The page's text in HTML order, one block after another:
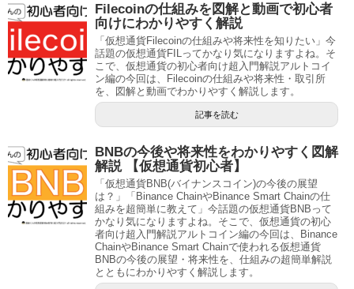
Filecoinの仕組みを図解と動画で初心者
向けにわかりやすく解説
「仮想通貨Filecoinの仕組みや将来性を知りたい」今
話題の仮想通貨FILってかなり気になりますよね。そ
こで、仮想通貨の初心者向け超入門解説アルトコイ
ン編の今回は、Filecoinの仕組みや将来性・取引所
を、図解と動画でわかりやすく解説します。
記事を読む
BNBの今後や将来性をわかりやすく図解
解説 【仮想通貨初心者】
「仮想通貨BNB(バイナンスコイン)の今後の展望
は？」「Binance ChainやBinance Smart Chainの仕
組みを超簡単に教えて」今話題の仮想通貨BNBって
かなり気になりますよね。そこで、仮想通貨の初心
者向け超入門解説アルトコイン編の今回は、Binance
ChainやBinance Smart Chainで使われる仮想通貨
BNBの今後の展望・将来性を、仕組みの超簡単解説
とともにわかりやすく解説します。